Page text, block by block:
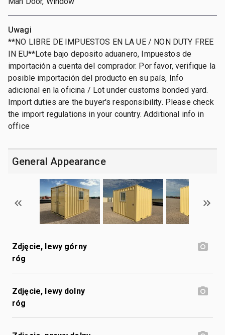
Uwagi
**NO LIBRE DE IMPUESTOS EN LA UE / NON DUTY FREE
IN EU**Lote bajo deposito aduanero, Impuestos de
importación a cuenta del comprador. Por favor, verifique la
posible importación del producto en su país, Info
adicional en la oficina / Lot under customs bonded yard.
Import duties are the buyer's responsibility. Please check
the import regulations in your country. Additional info in
office
General Appearance
Zdjęcie, lewy górny
róg
Zdjęcie, lewy dolny
róg